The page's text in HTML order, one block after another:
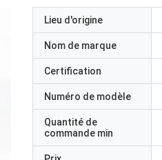
Lieu d'origine
Nom de marque
Certification
Numéro de modèle
Quantité de
commande min